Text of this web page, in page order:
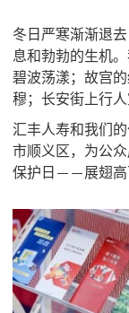
冬日严寒渐渐退
息和勃勃的生机
碧波荡漾；故宫
穆；长安街上行
汇丰人寿和我们
市顺义区，为公
保护日——展翅高